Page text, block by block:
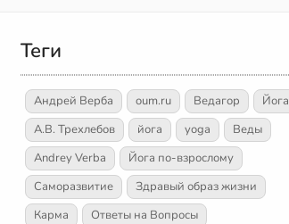
Теги
Андрей Верба oum.ru Ведагор
Йога
А.В. Трехлебов
йога yoga
Веды
Andrey Verba
Йога по-взрослому
Саморазвитие
Здравый образ жизни
Карма
Ответы на Вопросы